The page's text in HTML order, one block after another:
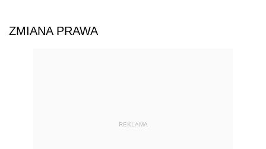
ZMIANA PRAWA
REKLAMA